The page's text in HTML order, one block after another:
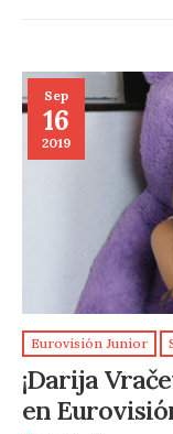
Sep
16
2019
Eurovisión Junior
¡Darija
en